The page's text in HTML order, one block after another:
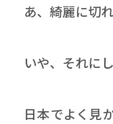
あ、綺麗に切
いや、それに
日本でよく見